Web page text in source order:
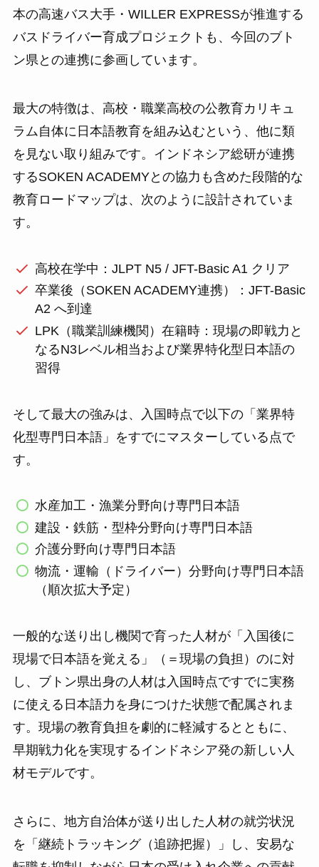
本の高速バス大手・WILLER EXPRESSが推進する
バスドライバー育成プロジェクトも、今回のブト
ン県との連携に参画しています。
最大の特徴は、高校・職業高校の公教育カリキュ
ラム自体に日本語教育を組み込むという、他に類
を見ない取り組みです。インドネシア総研が連携
するSOKEN ACADEMYとの協力も含めた段階的な
教育ロードマップは、次のように設計されていま
す。
高校在学中：JLPT N5 / JFT-Basic A1 クリア
卒業後（SOKEN ACADEMY連携）：JFT-Basic
A2 へ到達
LPK（職業訓練機関）在籍時：現場の即戦力と
なるN3レベル相当および業界特化型日本語の
習得
そして最大の強みは、入国時点で以下の「業界特
化型専門日本語」をすでにマスターしている点で
す。
水産加工・漁業分野向け専門日本語
建設・鉄筋・型枠分野向け専門日本語
介護分野向け専門日本語
物流・運輸（ドライバー）分野向け専門日本語
（順次拡大予定）
一般的な送り出し機関で育った人材が「入国後に
現場で日本語を覚える」（＝現場の負担）のに対
し、ブトン県出身の人材は入国時点ですでに実務
に使える日本語力を身につけた状態で配属されま
す。現場の教育負担を劇的に軽減するとともに、
早期戦力化を実現するインドネシア発の新しい人
材モデルです。
さらに、地方自治体が送り出した人材の就労状況
を「継続トラッキング（追跡把握）」し、安易な